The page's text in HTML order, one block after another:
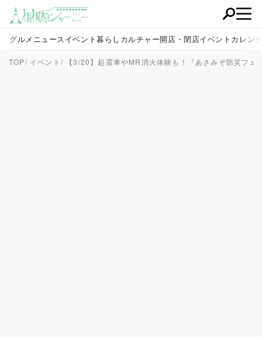
グルメ ニュース イベント暮らし カルチャー開店・閉店イベントカレン
TOP イベント 【3/20】起震車やMR消火体験も！『あさみぞ防災フェ